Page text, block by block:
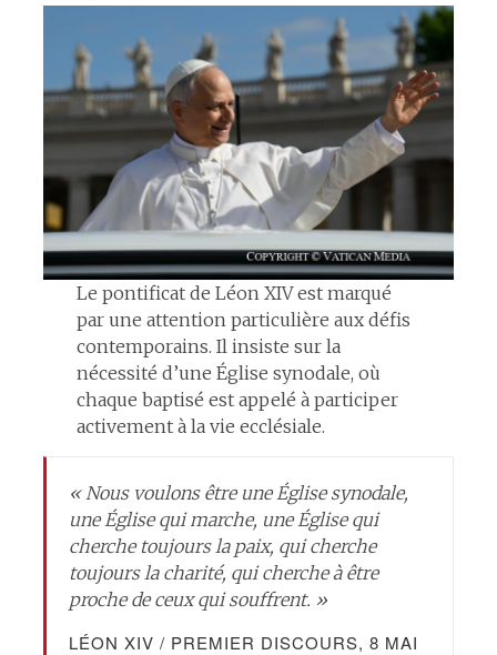
Le pontificat de Léon XIV est marqué
par une attention particulière aux défis
contemporains. Il insiste sur la
nécessité d’une Église synodale, où
chaque baptisé est appelé à participer
activement à la vie ecclésiale.
« Nous voulons être une Église synodale,
une Église qui marche, une Église qui
cherche toujours la paix, qui cherche
toujours la charité, qui cherche à être
proche de ceux qui souffrent. »​
LÉON XIV / PREMIER DISCOURS, 8 MAI